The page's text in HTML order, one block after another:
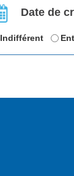
Date de
Indifférent